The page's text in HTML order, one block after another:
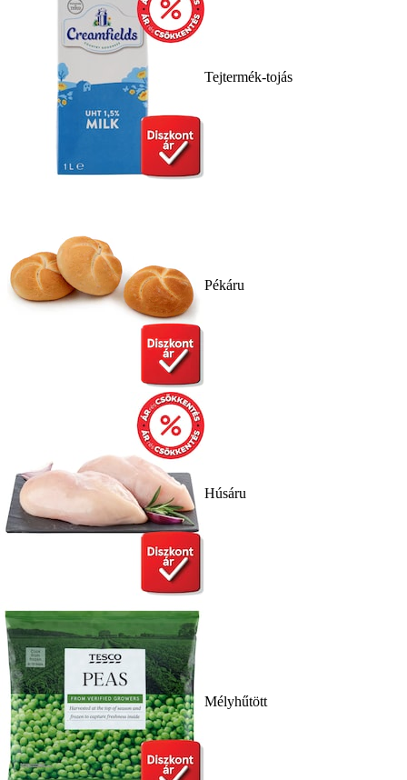
Tejtermék-tojás
Pékáru
Húsáru
Mélyhűtött